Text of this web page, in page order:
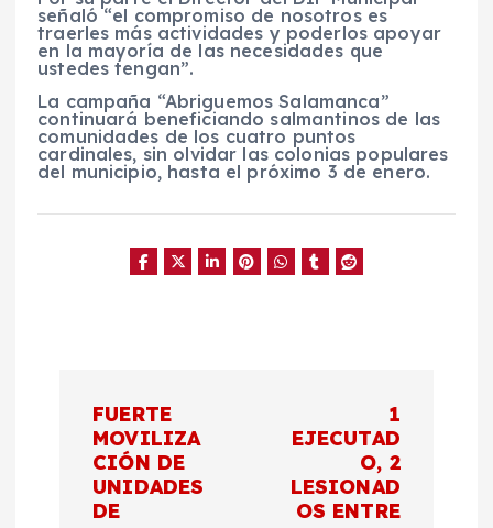
señaló “el compromiso de nosotros es
traerles más actividades y poderlos apoyar
en la mayoría de las necesidades que
ustedes tengan”.
La campaña “Abriguemos Salamanca”
continuará beneficiando salmantinos de las
comunidades de los cuatro puntos
cardinales, sin olvidar las colonias populares
del municipio, hasta el próximo 3 de enero.
FUERTE
MOVILIZA
CIÓN DE
UNIDADES
DE
1
EJECUTAD
O, 2
LESIONAD
OS ENTRE